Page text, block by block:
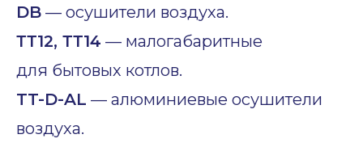
DB — осушители воздуха.
ТТ12, ТТ14 — малогабаритные
для бытовых котлов.
TT-D-AL — алюминиевые осушители
воздуха.